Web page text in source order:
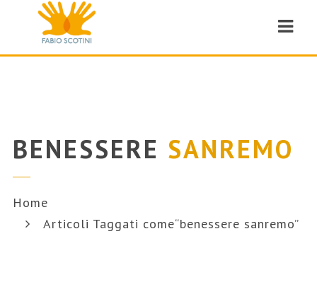
BENESSERE SANREMO
Home
Articoli Taggati come“benessere sanremo”